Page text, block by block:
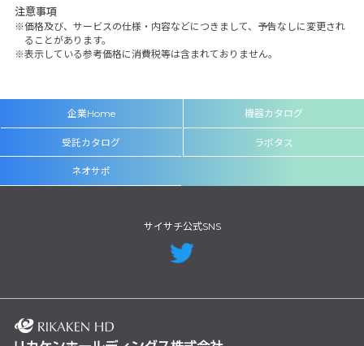
注意事項
価格及び、サービスの仕様・内容などにつきまして、予告なしに変更され
ることがあります。
表示している参考価格に消費税等は含まれておりません。
企業Home 機器カタログ
受託カタログ ラボタス
ネオサポ
サイサチ公式SNS